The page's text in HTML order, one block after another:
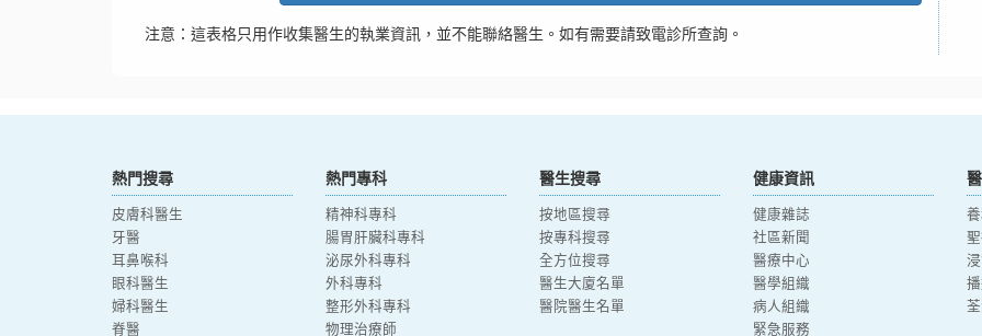
注意：這表格只用作收集醫生的執業資訊，並不能聯絡醫生。如有需要請致電診所查詢。
熱門搜尋
皮膚科醫生
牙醫
耳鼻喉科
眼科醫生
婦科醫生
脊醫
熱門專科
精神科專科
腸胃肝臟科專科
泌尿外科專科
外科專科
整形外科專科
物理治療師
醫生搜尋
按地區搜尋
按專科搜尋
全方位搜尋
醫生大廈名單
醫院醫生名單
健康資訊
健康雜誌
社區新聞
醫療中心
醫學組織
病人組織
緊急服務